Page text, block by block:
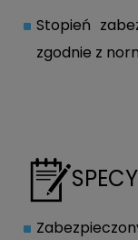
Stopień
zgodnie z